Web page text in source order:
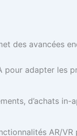
des avancées
pour adapter les
d’achats
AR/